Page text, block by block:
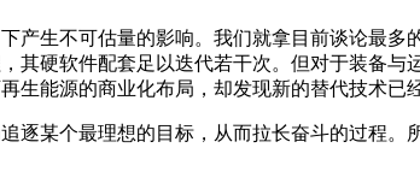
产生不可估量的影响。我们就拿目前谈论最
其硬软件配套足以迭代若干次。但对于装备
能源的商业化布局，却发现新的替代技术已
逐某个最理想的目标，从而拉长奋斗的过程。